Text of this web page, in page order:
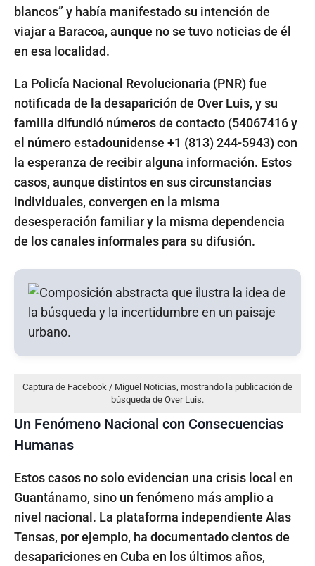
blancos” y había manifestado su intención de
viajar a Baracoa, aunque no se tuvo noticias de él
en esa localidad.
La Policía Nacional Revolucionaria (PNR) fue
notificada de la desaparición de Over Luis, y su
familia difundió números de contacto (54067416 y
el número estadounidense +1 (813) 244-5943) con
la esperanza de recibir alguna información. Estos
casos, aunque distintos en sus circunstancias
individuales, convergen en la misma
desesperación familiar y la misma dependencia
de los canales informales para su difusión.
Captura de Facebook / Miguel Noticias, mostrando la publicación de
búsqueda de Over Luis.
Un Fenómeno Nacional con Consecuencias
Humanas
Estos casos no solo evidencian una crisis local en
Guantánamo, sino un fenómeno más amplio a
nivel nacional. La plataforma independiente Alas
Tensas, por ejemplo, ha documentado cientos de
desapariciones en Cuba en los últimos años,